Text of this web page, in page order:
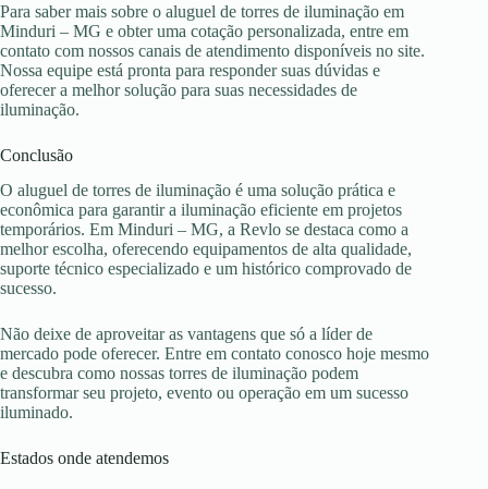
Para saber mais sobre o aluguel de torres de iluminação em
Minduri – MG e obter uma cotação personalizada, entre em
contato com nossos canais de atendimento disponíveis no site.
Nossa equipe está pronta para responder suas dúvidas e
oferecer a melhor solução para suas necessidades de
iluminação.
Conclusão
O aluguel de torres de iluminação é uma solução prática e
econômica para garantir a iluminação eficiente em projetos
temporários. Em Minduri – MG, a Revlo se destaca como a
melhor escolha, oferecendo equipamentos de alta qualidade,
suporte técnico especializado e um histórico comprovado de
sucesso.
Não deixe de aproveitar as vantagens que só a líder de
mercado pode oferecer. Entre em contato conosco hoje mesmo
e descubra como nossas torres de iluminação podem
transformar seu projeto, evento ou operação em um sucesso
iluminado.
Estados onde atendemos